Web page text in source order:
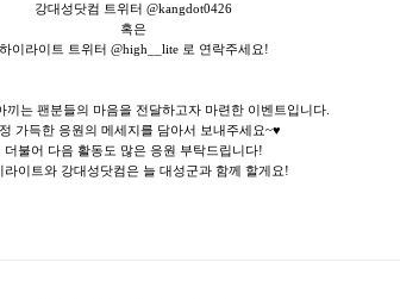
강대성닷컴 트위터 @kangdot0426
혹은
하이라이트 트위터 @high__lite 로 연락주세요!
끼는 팬분들의 마음을 전달하고자 마련한 이벤트입니다.
가득한 응원의 메세지를 담아서 보내주세요~♥
더불어 다음 활동도 많은 응원 부탁드립니다!
라이트와 강대성닷컴은 늘 대성군과 함께 할게요!